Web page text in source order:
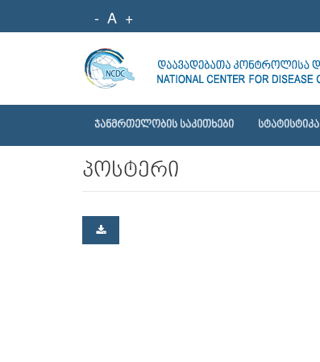
- A +
ᲯᲐᲜᲛᲠᲗᲔᲚᲝᲑᲘᲡ ᲡᲐᲙᲘᲗᲮᲔᲑᲘ ᲡᲢᲐᲢᲘᲡᲢᲘᲙᲐ
პოსტერი